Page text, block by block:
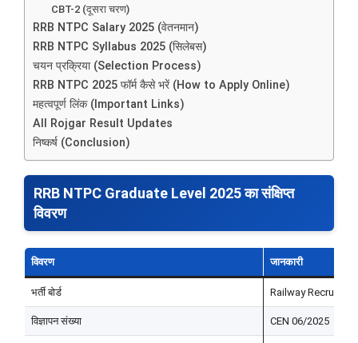
CBT-2 (दूसरा चरण)
RRB NTPC Salary 2025 (वेतनमान)
RRB NTPC Syllabus 2025 (सिलेबस)
चयन प्रक्रिया (Selection Process)
RRB NTPC 2025 फॉर्म कैसे भरें (How to Apply Online)
महत्वपूर्ण लिंक (Important Links)
All Rojgar Result Updates
निष्कर्ष (Conclusion)
RRB NTPC Graduate Level 2025 का संक्षिप्त
विवरण
विवरण जानकारी
भर्ती बोर्ड Railway
विज्ञापन संख्या CEN 06/2025